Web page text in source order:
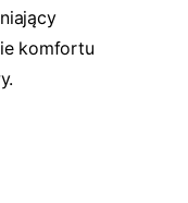
komfortu